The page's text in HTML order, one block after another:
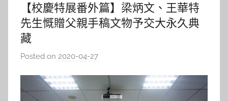
【校慶特展番外篇】梁炳文、王華特
先生慨贈父親手稿文物予交大永久典
藏
Posted on 2020-04-27
a